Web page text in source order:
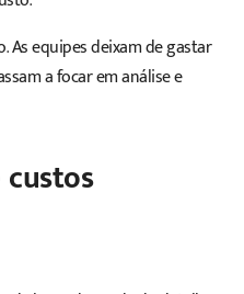
equipes deixam de gastar
a focar em análise e